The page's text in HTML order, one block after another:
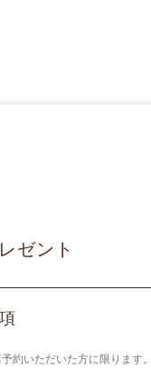
ゼント
約いただいた方に限ります。